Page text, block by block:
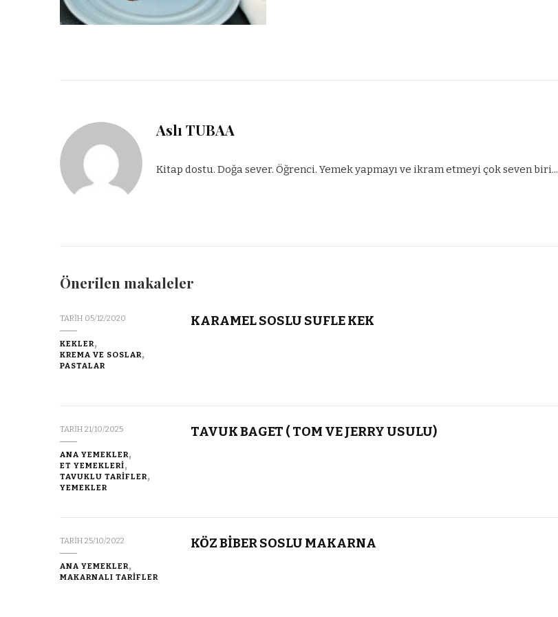
Aslı TUBAA
Kitap dostu. Doğa sever. Öğrenci. Yemek yapmayı ve ikram etmeyi çok seven biri...
Önerilen makaleler
TARIH 05/12/2020
KEKLER
KREMA VE SOSLAR
PASTALAR
KARAMEL SOSLU SUFLE KEK
TARIH 21/10/2025
ANA YEMEKLER
ET YEMEKLERİ
TAVUKLU TARİFLER
YEMEKLER
TAVUK BAGET ( TOM VE JERRY USULU)
TARIH 25/10/2022
ANA YEMEKLER
MAKARNALI TARİFLER
KÖZ BİBER SOSLU MAKARNA